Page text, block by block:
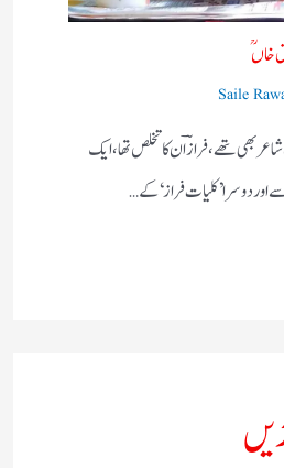
خاں
Saile
بھی تھے،فرازؔ ان کا تخلص تھا،ایک
اور دوسرا ’کلیات فراز‘ کے…